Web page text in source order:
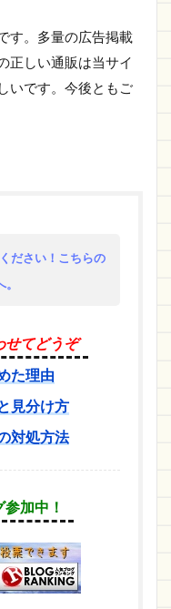
す。多量の広告掲載
正しい通販は当サイ
いです。今後ともご
ださい！ こちらの
。
せてどうぞ
た理由
見分け方
対処方法
加中！